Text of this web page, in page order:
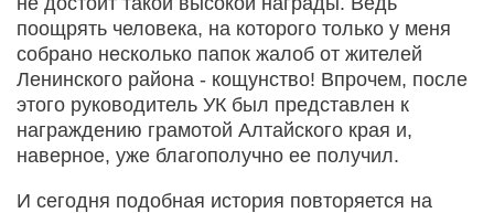
поощрять человека, на которого только у меня
собрано несколько папок жалоб от жителей
Ленинского района - кощунство! Впрочем, после
этого руководитель УК был представлен к
награждению грамотой Алтайского края и,
наверное, уже благополучно ее получил.
И сегодня подобная история повторяется на